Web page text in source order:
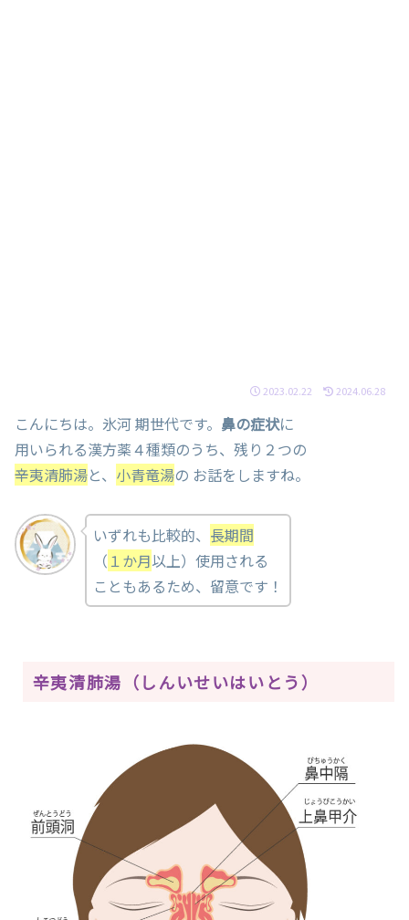
2023.02.22 2024.06.28
こんにちは。氷河 期世代です。 鼻の症状に
用いられる漢方薬４種類のうち、残り２つの
辛夷清肺湯と、 小青竜湯の お話をしますね。
いずれも比較的、 長期間
（ １か月以上）使用される
こともあるため、留意です！
辛夷清肺湯（しんいせいはいとう）